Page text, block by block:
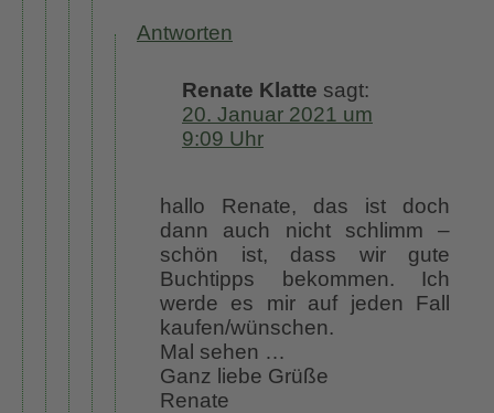
Antworten
Renate Klatte sagt:
20. Januar 2021 um
9:09 Uhr
hallo Renate, das ist doch
dann auch nicht schlimm –
schön ist, dass wir gute
Buchtipps bekommen. Ich
werde es mir auf jeden Fall
kaufen/wünschen.
Mal sehen …
Ganz liebe Grüße
Renate